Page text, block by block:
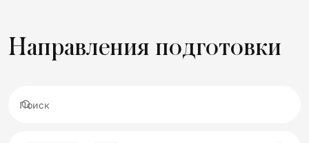
Направления подготовки